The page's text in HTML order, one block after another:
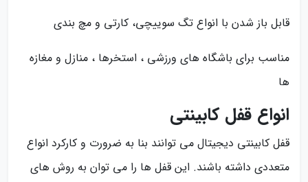
قابل باز شدن با انواع تگ سوییچی، کارتی و مچ بندی
مناسب برای باشگاه های ورزشی ، استخرها ، منازل و مغازه
ها
انواع قفل کابینتی
قفل کابینتی دیجیتال می توانند بنا به ضرورت و کارکرد انواع
متعددی داشته باشند. این قفل ها را می توان به روش های